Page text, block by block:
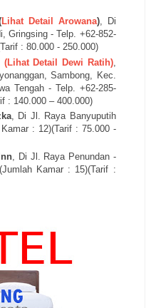
Lihat Detail Arowana), Di
Gringsing - Telp. +62-852-
: 80.000 - 250.000)
(Lihat Detail Dewi Ratih),
Sambong, Kec.
Tengah - Telp. +62-285‐
: 140.000 – 400.000)
, Di Jl. Raya Banyuputih
: 12)(Tarif : 75.000 -
, Di Jl. Raya Penundan ‐
Kamar : 15)(Tarif :